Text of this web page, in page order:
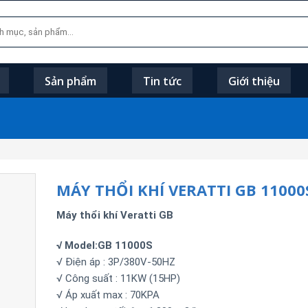
Sản phẩm Tin tức Giới thiệu
MÁY THỔI KHÍ VERATTI GB
Máy thổi khí Veratti GB
√ Model:GB 11000S
√ Điện áp : 3P/380V-50HZ
√ Công suất : 11KW (15HP)
√ Áp xuất max : 70KPA